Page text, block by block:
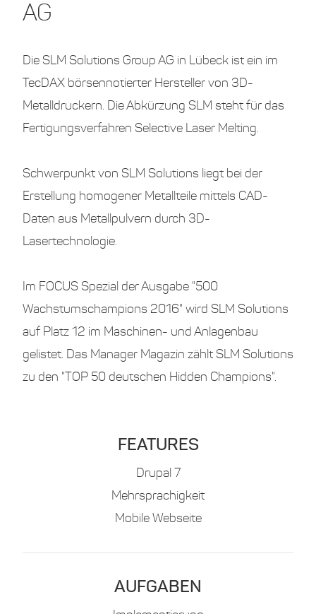
AG
Die SLM Solutions Group AG in Lübeck ist ein im
TecDAX börsennotierter Hersteller von 3D-
Metalldruckern. Die Abkürzung SLM steht für das
Fertigungsverfahren Selective Laser Melting.
Schwerpunkt von SLM Solutions liegt bei der
Erstellung homogener Metallteile mittels CAD-
Daten aus Metallpulvern durch 3D-
Lasertechnologie.
Im FOCUS Spezial der Ausgabe "500
Wachstumschampions 2016" wird SLM Solutions
auf Platz 12 im Maschinen- und Anlagenbau
gelistet. Das Manager Magazin zählt SLM Solutions
zu den "TOP 50 deutschen Hidden Champions".
FEATURES
Drupal 7
Mehrsprachigkeit
Mobile Webseite
AUFGABEN